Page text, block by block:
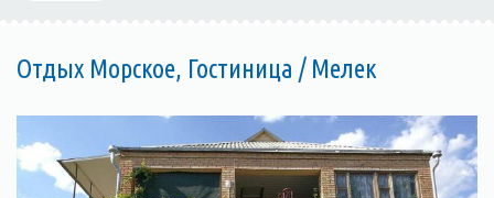
Отдых Морское, Гостиница / Мелек